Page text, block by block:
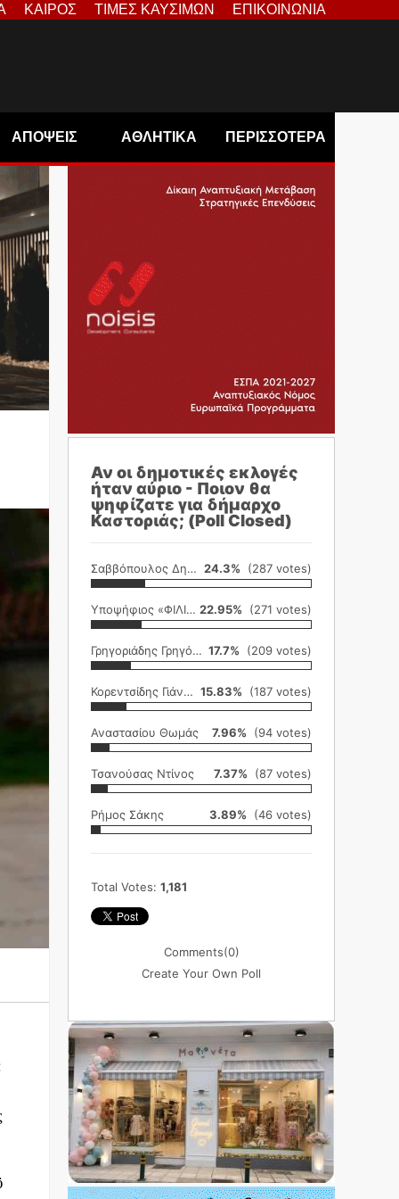
ΚΑΙΡΟΣ ΤΙΜΕΣ ΚΑΥΣΙΜΩΝ ΕΠΙΚΟΙΝΩΝΙΑ
ΑΠΟΨΕΙΣ ΑΘΛΗΤΙΚΑ ΠΕΡΙΣΣΟΤΕΡΑ
Αν οι δημοτικές εκλογές
ήταν αύριο - Ποιον θα
ψηφίζατε για δήμαρχο
Καστοριάς; (Poll Closed)
Σαββόπουλος Δημήτρης 24.3% (287 votes)
Υποψήφιος «ΦΙΛΙΚΗ ΕΤΑΙΡΕΙΑ» 22.95% (271 votes)
Γρηγοριάδης Γρηγόρης 17.7% (209 votes)
Κορεντσίδης Γιάννης 15.83% (187 votes)
Αναστασίου Θωμάς 7.96% (94 votes)
Τσανούσας Ντίνος 7.37% (87 votes)
Ρήμος Σάκης 3.89% (46 votes)
Total Votes: 1,181
Comments(0)
Create Your Own Poll